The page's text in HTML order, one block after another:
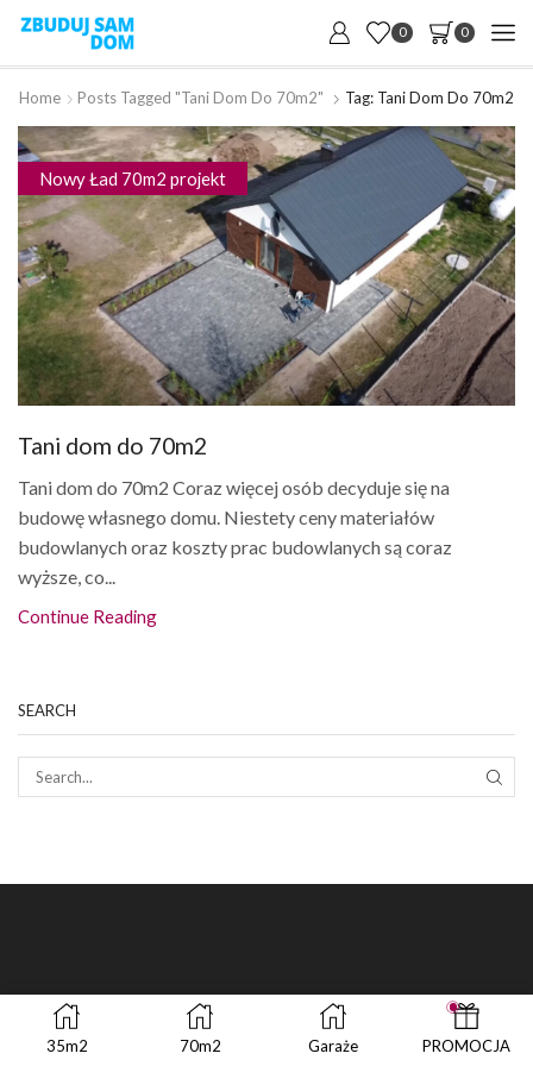
0 0
Home Posts Tagged "tani Dom Do 70m2" Tag: Tani Dom Do 70m2
Nowy Ład 70m2 projekt
Tani dom do 70m2
Tani dom do 70m2 Coraz więcej osób decyduje się na
budowę własnego domu. Niestety ceny materiałów
budowlanych oraz koszty prac budowlanych są coraz
wyższe, co...
Continue Reading
SEARCH
35m2 70m2 Garaże PROMOCJA